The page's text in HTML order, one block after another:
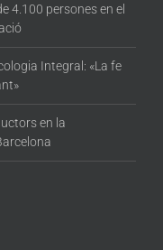
4.100 persones en el
Integral: «La fe
en la